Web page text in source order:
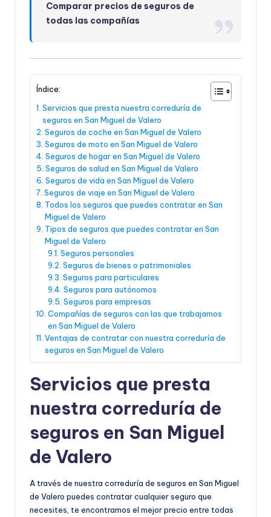
Comparar precios de seguros de
todas las compañías
Índice:
Servicios que presta nuestra correduría de
seguros en San Miguel de Valero
Seguros de coche en San Miguel de Valero
Seguros de moto en San Miguel de Valero
Seguros de hogar en San Miguel de Valero
Seguros de salud en San Miguel de Valero
Seguros de vida en San Miguel de Valero
Seguros de viaje en San Miguel de Valero
Todos los seguros que puedes contratar en San
Miguel de Valero
Tipos de seguros que puedes contratar en San
Miguel de Valero
Seguros personales
Seguros de bienes o patrimoniales
Seguros para particulares
Seguros para autónomos
Seguros para empresas
Compañías de seguros con las que trabajamos
en San Miguel de Valero
Ventajas de contratar con nuestra correduría de
seguros en San Miguel de Valero
Servicios que presta
nuestra correduría de
seguros en San Miguel
de Valero
A través de nuestra correduría de seguros en San Miguel
de Valero puedes contratar cualquier seguro que
necesites, te encontramos el mejor precio entre todas